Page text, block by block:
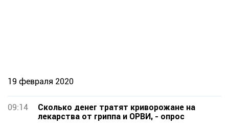
19 февраля 2020
09:14
Сколько денег тратят криворожане на
лекарства от гриппа и ОРВИ, - опрос